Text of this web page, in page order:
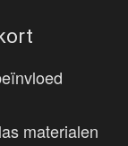
materialen